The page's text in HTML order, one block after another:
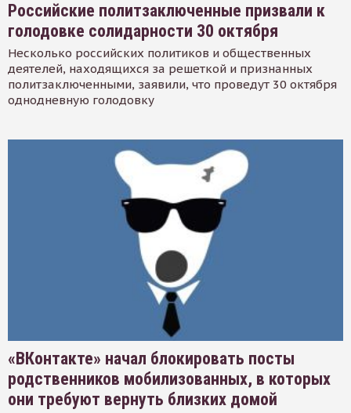
Российские политзаключенные призвали к
голодовке солидарности 30 октября
Несколько российских политиков и общественных
деятелей, находящихся за решеткой и признанных
политзаключенными, заявили, что проведут 30 октября
однодневную голодовку
«ВКонтакте» начал блокировать посты
родственников мобилизованных, в которых
они требуют вернуть близких домой